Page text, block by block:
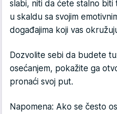
slabi, niti da ćete stalno
u skaldu sa svojim
događajima koji vas
Dozvolite sebi da budete
osećanjem, pokažite ga
pronaći svoj put.
Napomena: Ako se često